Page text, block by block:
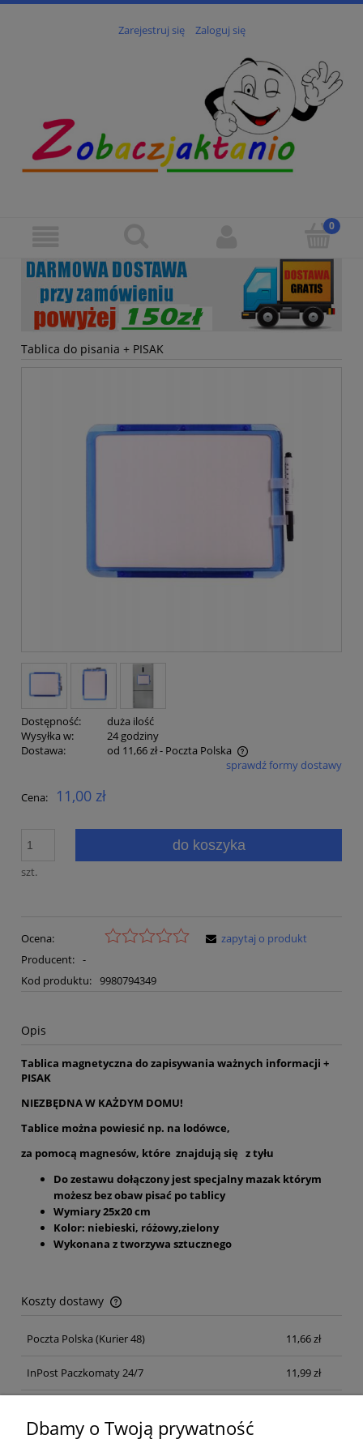
Zarejestruj się Zaloguj się
Tablica do pisania + PISAK
Dostępność:
duża ilość
Wysyłka w:
24 godziny
Dostawa:
od 11,66 zł- Poczta Polska
Cena nie zawiera ewentualnych kosztów płatnościsprawdź formy dostawy
Cena: 11,00 zł
szt.
do koszyka
Ocena:
Producent: -
Kod produktu: 9980794349
zapytaj o produkt
Opis
Tablica magnetyczna do zapisywania ważnych informacji +
PISAK
NIEZBĘDNA W KAŻDYM DOMU!
Tablice można powiesić np. na lodówce,
za pomocą magnesów, które znajdują się z tyłu
Do zestawu dołączony jest specjalny mazak którym
możesz bez obaw pisać po tablicy
Wymiary 25x20 cm
Kolor: niebieski, różowy,zielony
Wykonana z tworzywa sztucznego
Koszty dostawy
Cena nie zawiera ewentualnych kosztów płatności
Poczta Polska (Kurier 48) 11,66 zł
InPost Paczkomaty 24/7 11,99 zł
Dbamy o Twoją prywatność